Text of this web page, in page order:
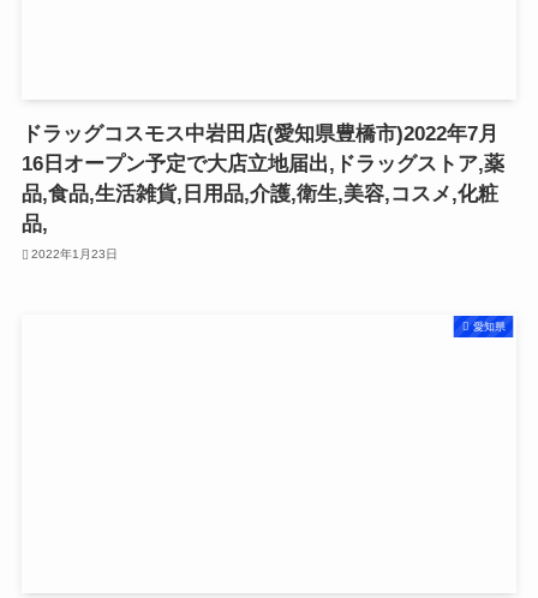
ドラッグコスモス中岩田店(愛知県豊橋市)2022年7月
16日オープン予定で大店立地届出,ドラッグストア,薬
品,食品,生活雑貨,日用品,介護,衛生,美容,コスメ,化粧
品,
2022年1月23日
愛知県